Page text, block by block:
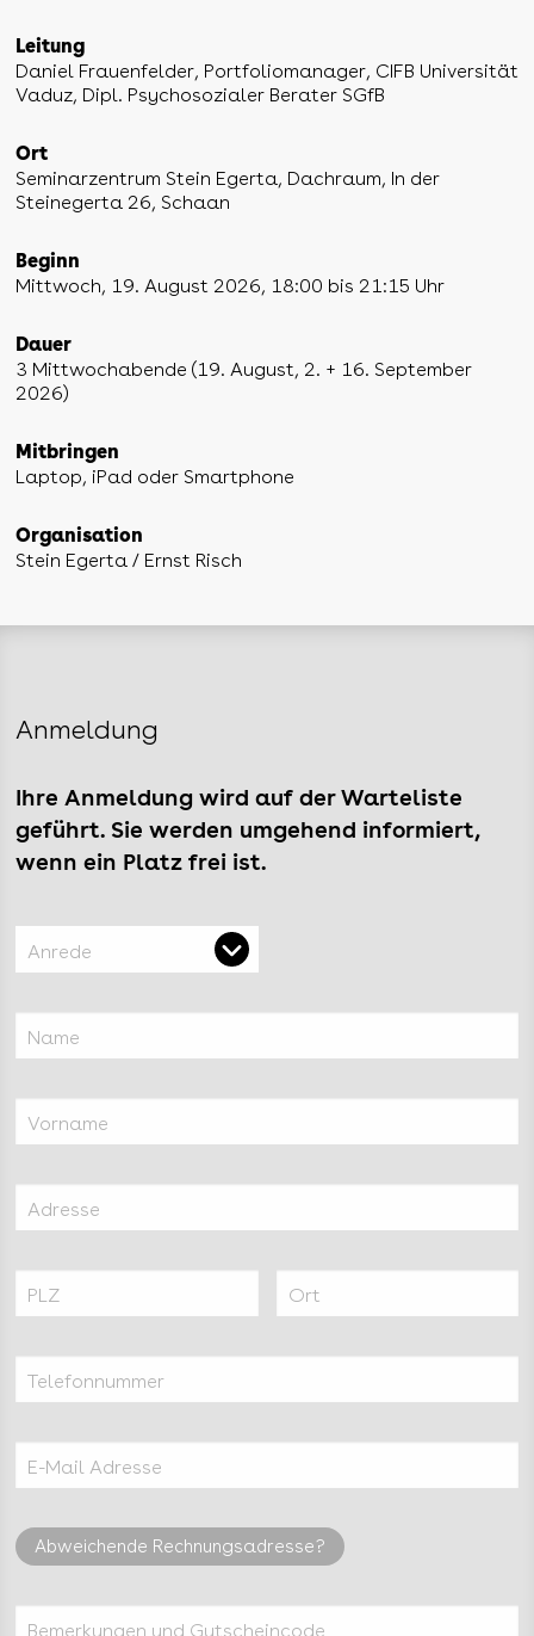
Leitung
Daniel Frauenfelder, Portfoliomanager, CIFB Universität
Vaduz, Dipl. Psychosozialer Berater SGfB
Ort
Seminarzentrum Stein Egerta, Dachraum, In der
Steinegerta 26, Schaan
Beginn
Mittwoch, 19. August 2026, 18:00 bis 21:15 Uhr
Dauer
3 Mittwochabende (19. August, 2. + 16. September
2026)
Mitbringen
Laptop, iPad oder Smartphone
Organisation
Stein Egerta / Ernst Risch
Anmeldung
Ihre Anmeldung wird auf der Warteliste
geführt. Sie werden umgehend informiert,
wenn ein Platz frei ist.
Anrede
Name
Vorname
Adresse
PLZ Ort
Telefonnummer
E-Mail Adresse
Abweichende Rechnungsadresse?
Bemerkungen und Gutscheincode